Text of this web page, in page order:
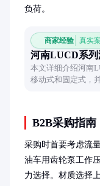
负荷。
商家经验 真实
河南LUCD系
本文详细介绍河南
移动式和固定式，
B2B采购指南
采购时首要考虑流
油车用齿轮泵工作
力选择。材质选择